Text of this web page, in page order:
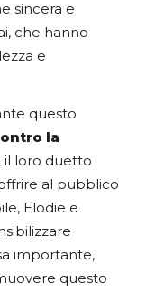
sincera e
che hanno
e
questo
la
il loro duetto
al pubblico
Elodie e
importante,
questo